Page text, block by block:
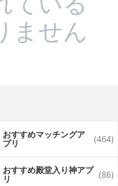
ません
おすすめマッチングア
プリ (464)
おすすめ殿堂入り神アプ
リ (86)